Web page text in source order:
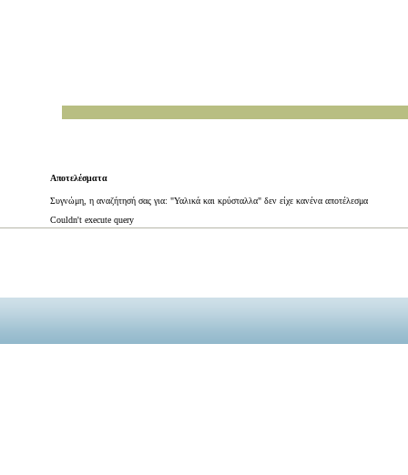
Αποτελέσματα
Συγνώμη, η αναζήτησή σας για: "Υαλικά και κρύσταλλα" δεν είχε κανένα αποτέλεσμα
Couldn't execute query